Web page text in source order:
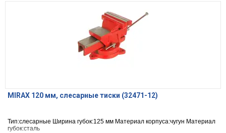
MIRAX 120 мм, слесарные тиски (32471-12)
Тип:слесарные Ширина губок:125 мм Материал корпуса:чугун Материал
губок:сталь